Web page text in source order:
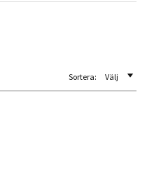
Sortera: Välj